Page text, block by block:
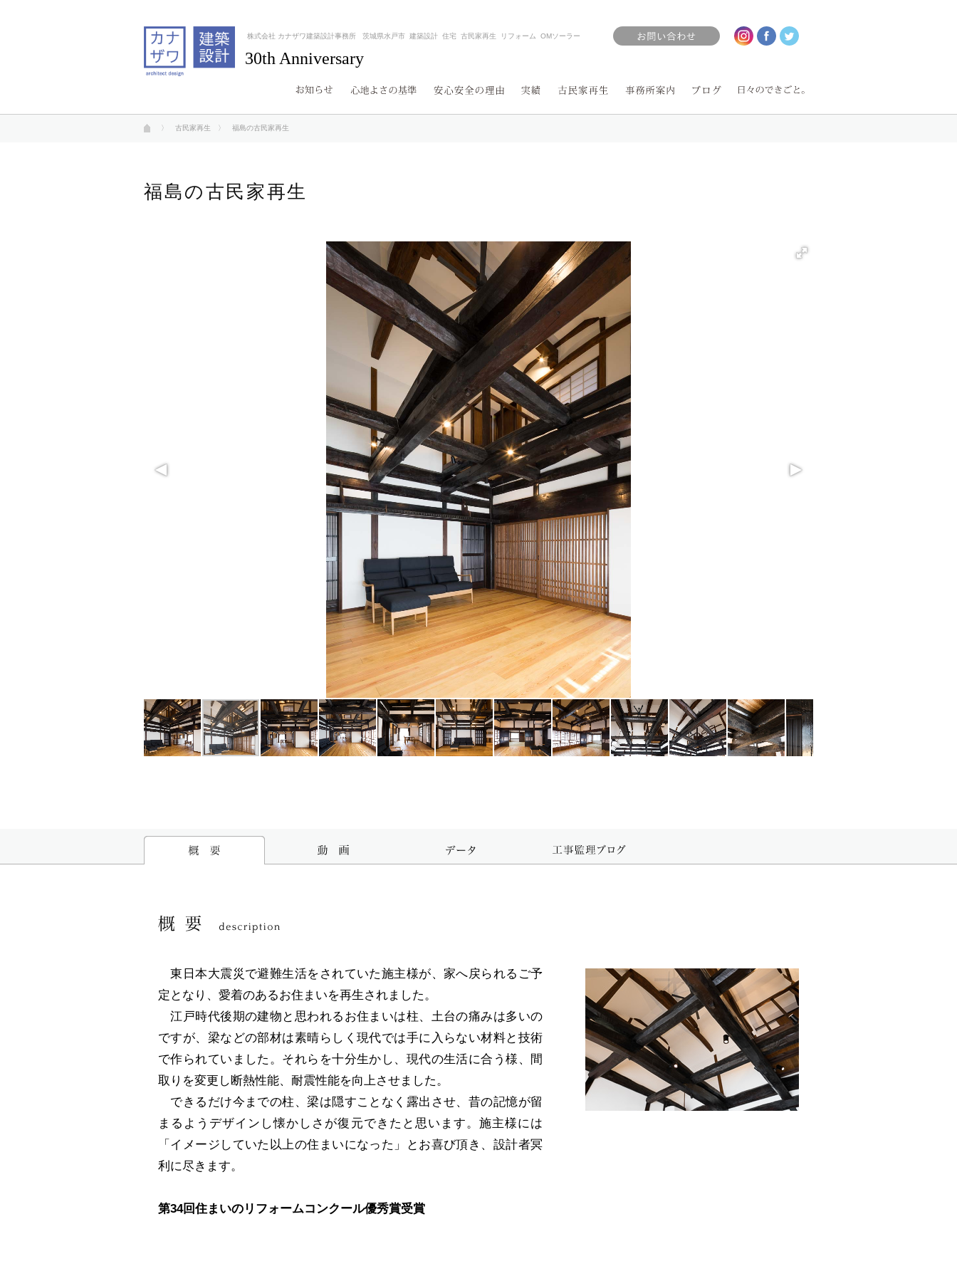
30th Anniversary
株式会社 カナザワ建築設計事務所 茨城県水戸市 建築設計 住宅 古民家再生 リフォーム OMソーラー
〉 古民家再生 〉 福島の古民家再生
福島の古民家再生
東日本大震災で避難生活をされていた施主様が、家へ戻られるご予
定となり、愛着のあるお住まいを再生されました。
江戸時代後期の建物と思われるお住まいは柱、土台の痛みは多いの
ですが、梁などの部材は素晴らしく現代では手に入らない材料と技術
で作られていました。それらを十分生かし、現代の生活に合う様、間
取りを変更し断熱性能、耐震性能を向上させました。
できるだけ今までの柱、梁は隠すことなく露出させ、昔の記憶が留
まるようデザインし懐かしさが復元できたと思います。施主様には
「イメージしていた以上の住まいになった」とお喜び頂き、設計者冥
利に尽きます。
第34回住まいのリフォームコンクール優秀賞受賞